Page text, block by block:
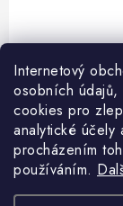
Internetový
osobních údajů,
cookies pro
analytické účely
procházením
používáním.
Informace pro
Ceník dopravy
Kontakty